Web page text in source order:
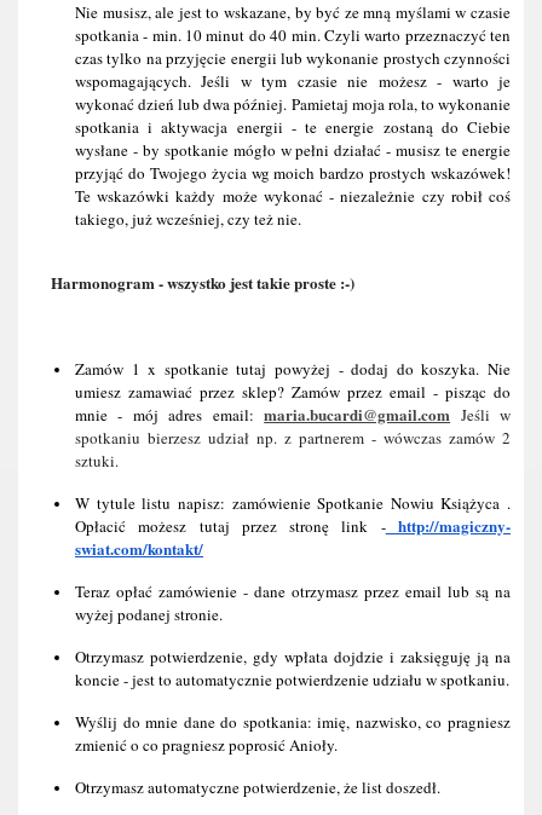
Nie musisz, ale jest to wskazane, by być ze mną myślami w czasie
spotkania - min. 10 minut do 40 min. Czyli warto przeznaczyć ten
czas tylko na przyjęcie energii lub wykonanie prostych czynności
wspomagających. Jeśli w tym czasie nie możesz - warto je
wykonać dzień lub dwa później. Pamietaj moja rola, to wykonanie
spotkania i aktywacja energii - te energie zostaną do Ciebie
wysłane - by spotkanie mógło w pełni działać - musisz te energie
przyjąć do Twojego życia wg moich bardzo prostych wskazówek!
Te wskazówki każdy może wykonać - niezależnie czy robił coś
takiego, już wcześniej, czy też nie.
Harmonogram - wszystko jest takie proste :-)
Zamów 1 x spotkanie tutaj powyżej - dodaj do koszyka. Nie
umiesz zamawiać przez sklep? Zamów przez email - pisząc do
mnie - mój adres email: maria.bucardi@gmail.com Jeśli w
spotkaniu bierzesz udział np. z partnerem - wówczas zamów 2
sztuki.
W tytule listu napisz: zamówienie Spotkanie Nowiu Książyca .
Opłacić możesz tutaj przez stronę link - http://magiczny-
swiat.com/kontakt/
Teraz opłać zamówienie - dane otrzymasz przez email lub są na
wyżej podanej stronie.
Otrzymasz potwierdzenie, gdy wpłata dojdzie i zaksięguję ją na
koncie - jest to automatycznie potwierdzenie udziału w spotkaniu.
Wyślij do mnie dane do spotkania: imię, nazwisko, co pragniesz
zmienić o co pragniesz poprosić Anioły.
Otrzymasz automatyczne potwierdzenie, że list doszedł.